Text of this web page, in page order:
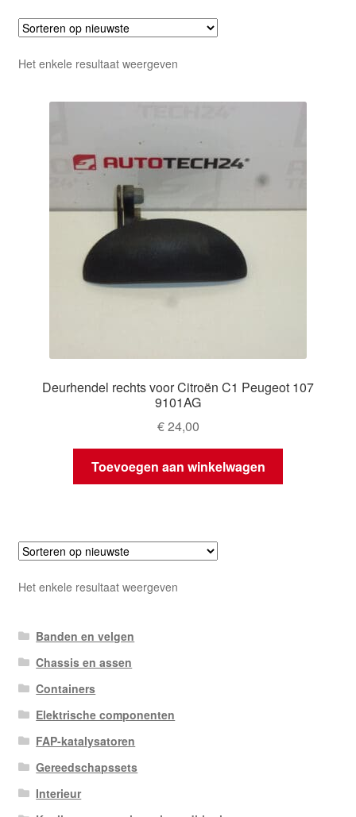
Het enkele resultaat weergeven
Deurhendel rechts voor Citroën C1 Peugeot 107
9101AG
€24,00
Toevoegen aan winkelwagen
Het enkele resultaat weergeven
Banden en velgen
Chassis en assen
Containers
Elektrische componenten
FAP-katalysatoren
Gereedschapssets
Interieur